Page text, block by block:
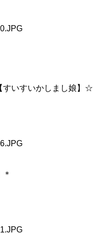
すいすいかしまし娘】☆